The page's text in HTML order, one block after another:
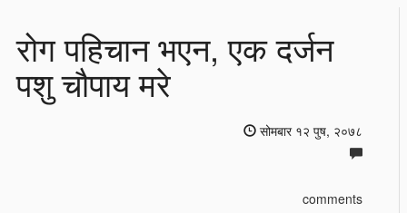
रोग पहिचान भएन, एक दर्जन
पशु चौपाय मरे
सोमबार १२ पुष, २०७८
comments